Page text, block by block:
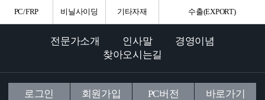
PC/FRP 비닐사이딩 기타자재 수출(EXPORT)
전문가소개 인사말
경영이념
찾아오시는길
로그인 회원가입 PC버전 바로가기